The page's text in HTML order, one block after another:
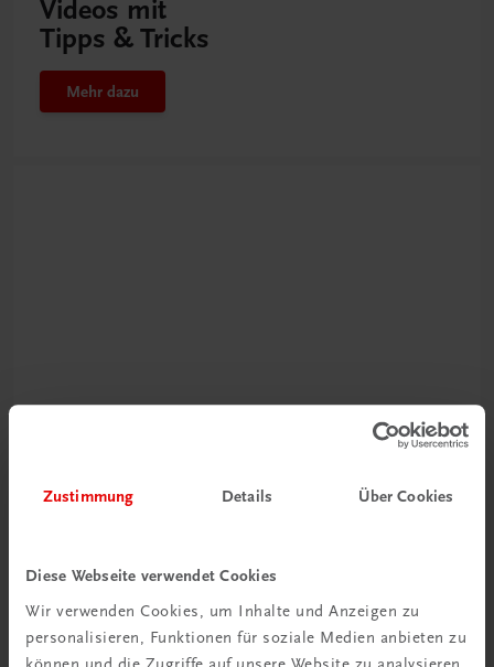
Zustimmung Details Über Cookies
Diese Webseite verwendet Cookies
Wir verwenden Cookies, um Inhalte und Anzeigen zu
personalisieren, Funktionen für soziale Medien anbieten zu
Videos mit
Tipps & Tricks
Mehr dazu